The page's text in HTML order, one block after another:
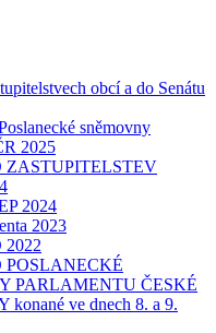
obcí a do Senátu
sněmovny
2025
ZASTUPITELSTEV
2024
2023
2022
PARLAMENTU ČESKÉ
konané ve dnech 8. a 9.